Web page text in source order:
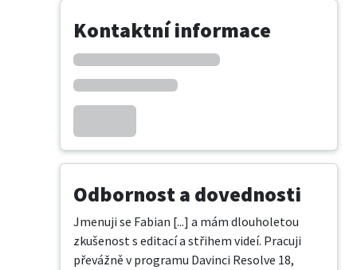
Kontaktní informace
Odbornost a dovednosti
Jmenuji se Fabian [...] a mám dlouholetou
zkušenost s editací a střihem videí. Pracuji
převážně v programu Davinci Resolve 18,